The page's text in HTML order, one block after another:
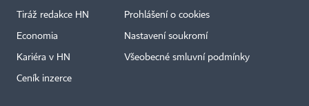
Tiráž redakce HN
Economia
Kariéra v HN
Ceník inzerce
Prohlášení o cookies
Nastavení soukromí
Všeobecné smluvní podmínky